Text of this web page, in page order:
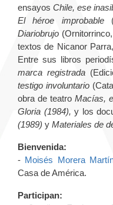
ensayosChile, ese
El héroe improbable
Diariobrujo
textos de Nicanor
Entre sus libros
marca registrada
testigo involuntario
obra de teatroMacías,
Gloria (1984), y los
(1989) y Materiales de
Bienvenida:
- Moisés Morera
Casa de América.
Participan: